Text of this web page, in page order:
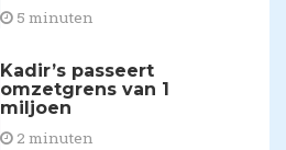
5 minuten
Kadir’s passeert
omzetgrens van 1
miljoen
2 minuten